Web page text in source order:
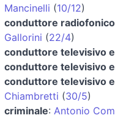
Mancinelli (10/12)
conduttore
Gallorini (22/4)
conduttore televisivo
conduttore televisivo
conduttore televisivo
Chiambretti (30/5)
criminale: Antonio